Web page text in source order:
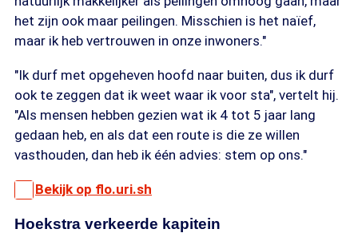
het zijn ook maar peilingen. Misschien is het naïef,
maar ik heb vertrouwen in onze inwoners."
"Ik durf met opgeheven hoofd naar buiten, dus ik durf
ook te zeggen dat ik weet waar ik voor sta", vertelt hij.
"Als mensen hebben gezien wat ik 4 tot 5 jaar lang
gedaan heb, en als dat een route is die ze willen
vasthouden, dan heb ik één advies: stem op ons."
Bekijk op flo.uri.sh
Hoekstra verkeerde kapitein